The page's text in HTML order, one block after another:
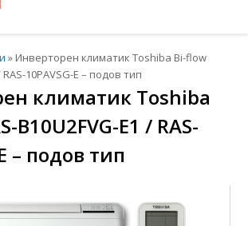
» Инверторен климатик Toshiba Bi-flow
RAS-10PAVSG-E – подов тип
климатик Toshiba
B10U2FVG-E1 / RAS-
– подов тип